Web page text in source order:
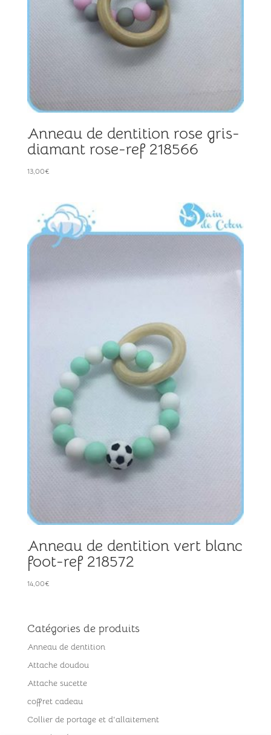
Anneau de dentition rose gris-
diamant rose-ref 218566
13,00€
Anneau de dentition vert blanc
foot-ref 218572
14,00€
Catégories de produits
Anneau de dentition
Attache doudou
Attache sucette
coffret cadeau
Collier de portage et d'allaitement